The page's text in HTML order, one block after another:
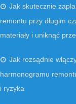
Jak skutecznie
remontu przy długim
materiały i uniknąć
Jak rozsądnie
harmonogramu
i ryzyka